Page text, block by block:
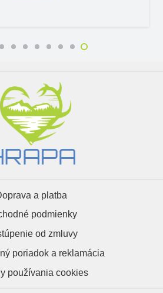
a platba
podmienky
od zmluvy
poriadok a reklamácia
používania cookies